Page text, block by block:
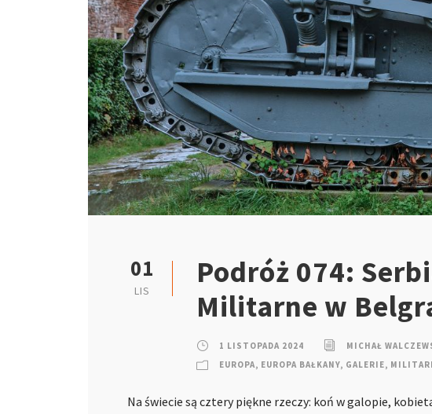
01
LIS
Podróż 074:
Militarne w
1 LISTOPADA 2024
MICHAŁ
EUROPA, EUROPA BAŁKANY, GALERIE,
Na świecie są cztery piękne rzeczy: koń w galopie,